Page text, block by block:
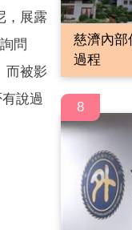
，展露
問
而被影
說過
慈濟內部
過程
8